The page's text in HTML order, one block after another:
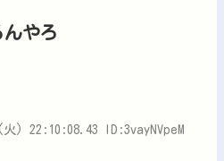
やろ
) 22:10:08.43 ID:3vayNVpeM